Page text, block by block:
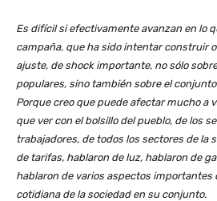
Es difícil si efectivamente avanzan en lo
campaña, que ha sido intentar construir
ajuste, de shock importante, no sólo
populares, sino también sobre el
Porque creo que puede afectar mucho a
que ver con el bolsillo del pueblo, de los
trabajadores, de todos los sectores de la
de tarifas, hablaron de luz, hablaron de
hablaron de varios aspectos importantes
cotidiana de la sociedad en su conjunto.